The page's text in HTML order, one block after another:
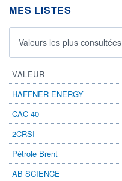
0,00 CAD
DIVIDENDE
ÉLIGIBILITÉ
Non éligible
Boursobank
MES LISTES
Valeurs les plus consultées
VALEUR
HAFFNER ENERGY
CAC 40
2CRSI
Pétrole Brent
AB SCIENCE